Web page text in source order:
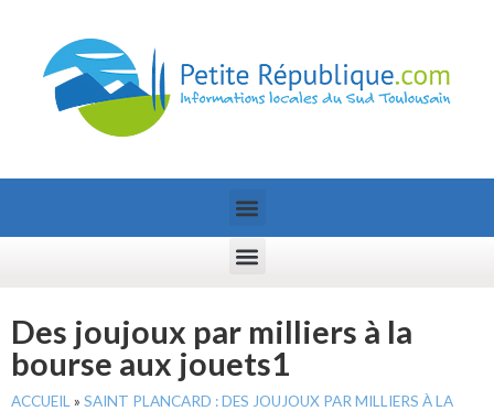
Des joujoux par milliers à la
bourse aux jouets1
ACCUEIL » SAINT PLANCARD : DES JOUJOUX PAR MILLIERS À LA